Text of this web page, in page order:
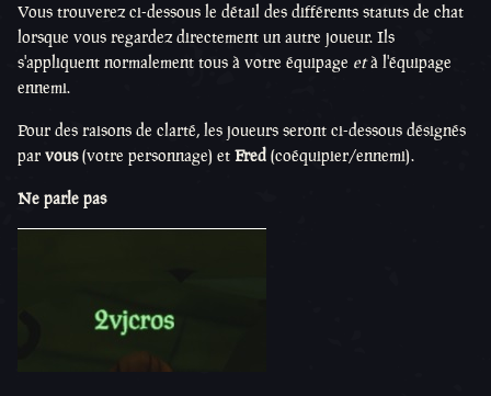
Vous trouverez ci-dessous le détail des différents statuts de chat
lorsque vous regardez directement un autre joueur. Ils
s'appliquent normalement tous à votre équipage età l'équipage
ennemi.
Pour des raisons de clarté, les joueurs seront ci-dessous désignés
par vous(votre personnage) et Fred (coéquipier/ennemi).
Ne parle pas